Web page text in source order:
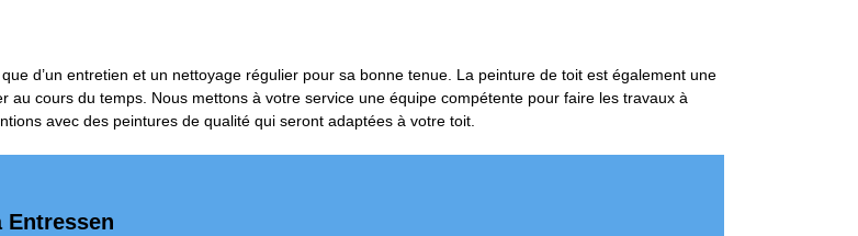
d’un entretien et un nettoyage régulier pour sa bonne tenue. La peinture de toit est également une
cours du temps. Nous mettons à votre service une équipe compétente pour faire les travaux à
avec des peintures de qualité qui seront adaptées à votre toit.
Entressen